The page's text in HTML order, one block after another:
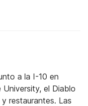
a la I-10 en
el Diablo
restaurantes. Las